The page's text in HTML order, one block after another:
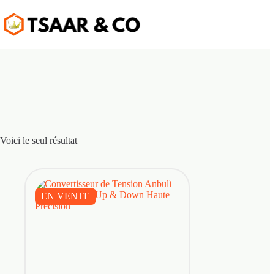
au
contenu
Voici le seul résultat
EN VENTE